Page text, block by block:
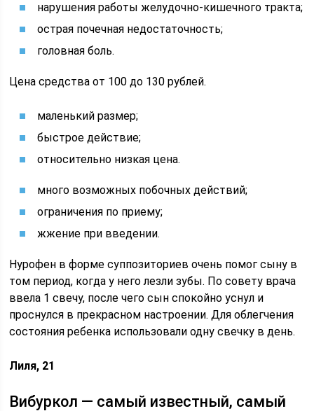
нарушения работы желудочно-кишечного тракта;
острая почечная недостаточность;
головная боль.
Цена средства от 100 до 130 рублей.
маленький размер;
быстрое действие;
относительно низкая цена.
много возможных побочных действий;
ограничения по приему;
жжение при введении.
Нурофен в форме суппозиториев очень помог сыну в
том период, когда у него лезли зубы. По совету врача
ввела 1 свечу, после чего сын спокойно уснул и
проснулся в прекрасном настроении. Для облегчения
состояния ребенка использовали одну свечку в день.
Лиля, 21
Вибуркол — самый известный, самый